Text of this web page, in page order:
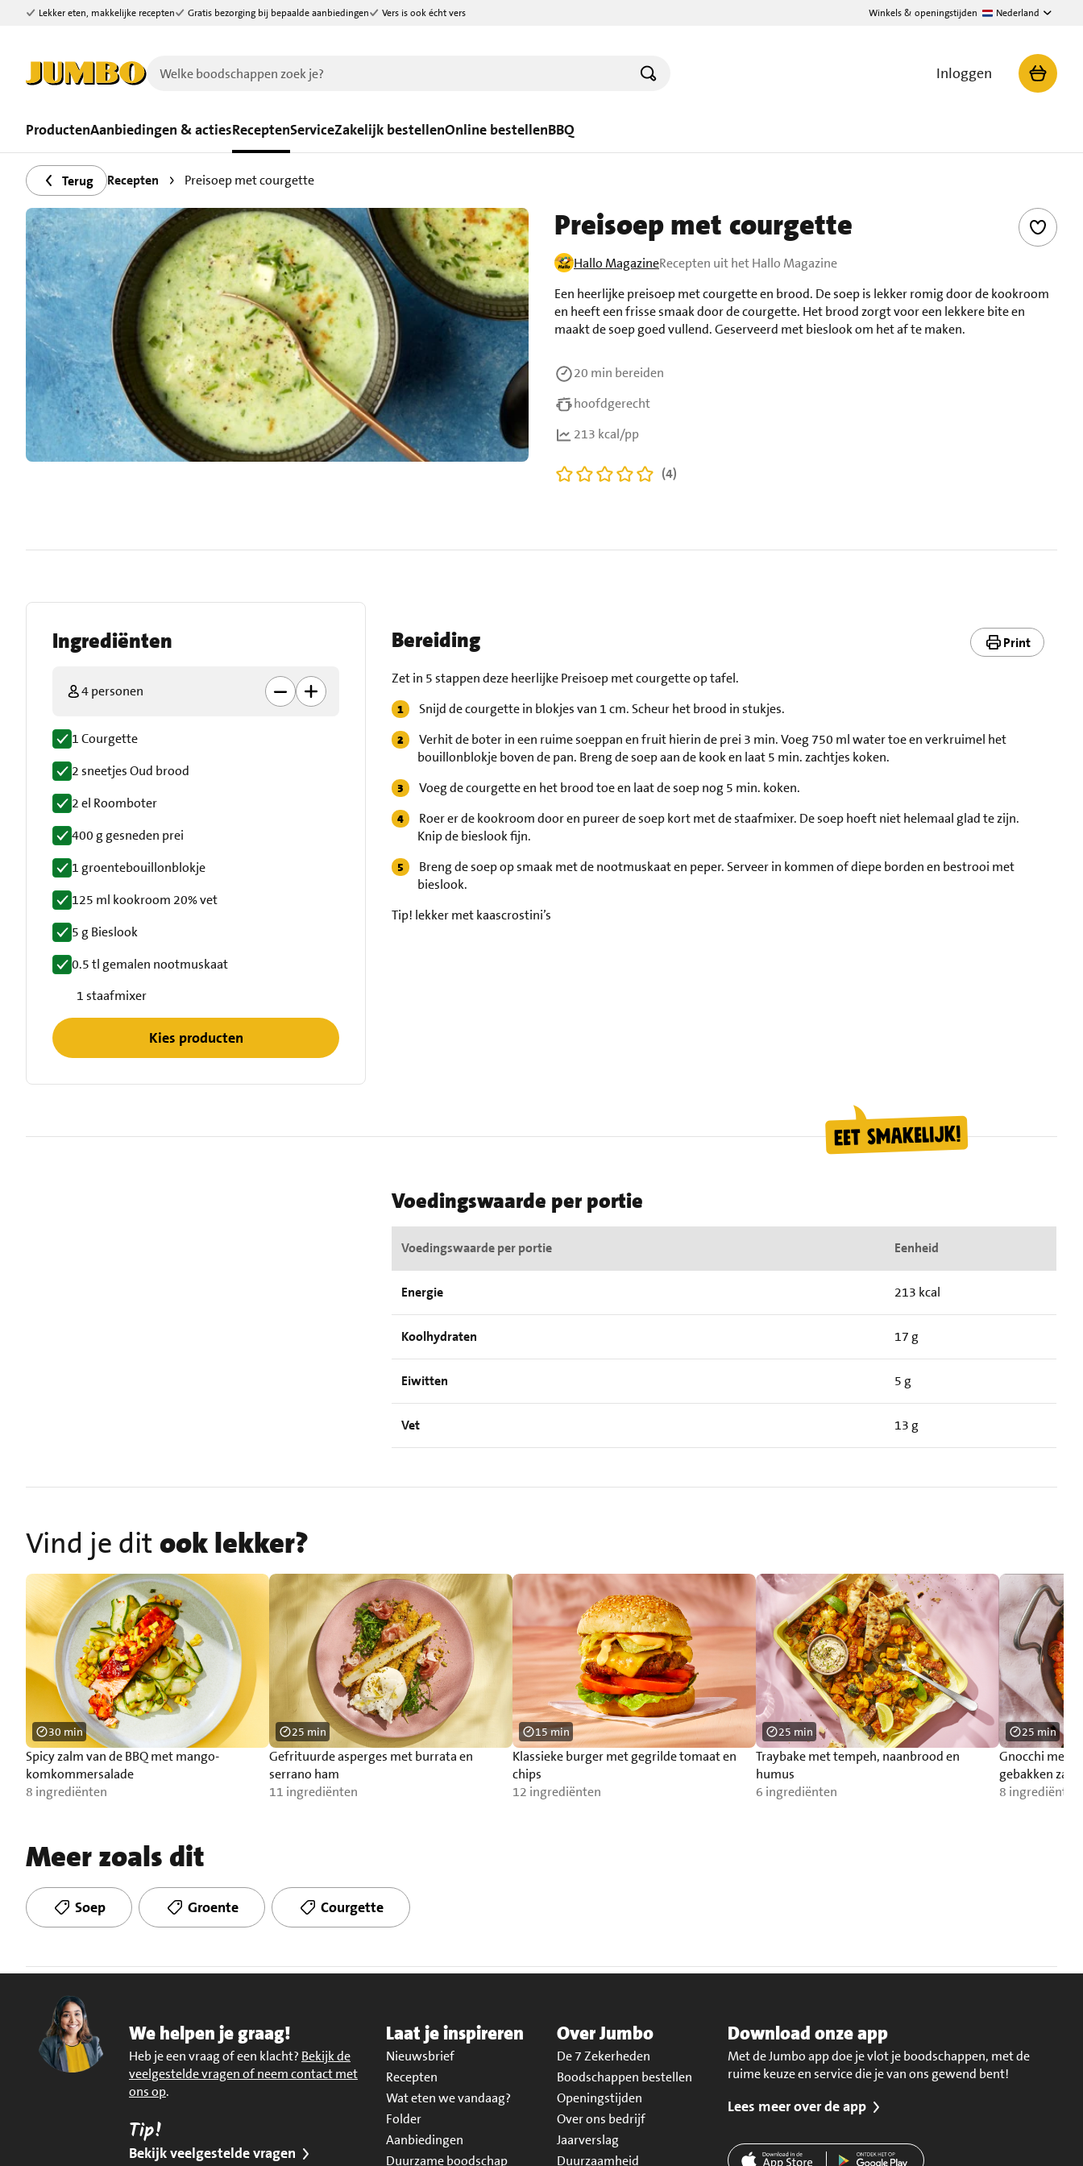
Ga naar zoeken
Ga naar hoofdinhoud
Lekker eten, makkelijke recepten Gratis bezorging bij bepaalde aanbiedingen Vers is ook écht vers Winkels & openingstijden Nederland
Inloggen
ProductenAanbiedingen & actiesReceptenServiceZakelijk bestellenOnline bestellenBBQ
Terug Recepten Preisoep met courgette
Preisoep met courgette
Hallo MagazineRecepten uit het Hallo Magazine
Een heerlijke preisoep met courgette en brood. De soep is lekker romig door de kookroom
en heeft een frisse smaak door de courgette. Het brood zorgt voor een lekkere bite en
maakt de soep goed vullend. Geserveerd met bieslook om het af te maken.
20 min bereiden
hoofdgerecht
213 kcal/pp
(4)
Ingrediënten
4 personen
1 Courgette
2 sneetjes Oud brood
2 el Roomboter
400 g gesneden prei
1 groentebouillonblokje
125 ml kookroom 20% vet
5 g Bieslook
0.5 tl gemalen nootmuskaat
1 staafmixer
Kies producten
Bereiding Print
Zet in 5 stappen deze heerlijke Preisoep met courgette op tafel.
Snijd de courgette in blokjes van 1 cm. Scheur het brood in stukjes.
Verhit de boter in een ruime soeppan en fruit hierin de prei 3 min. Voeg 750 ml water toe en verkruimel het
bouillonblokje boven de pan. Breng de soep aan de kook en laat 5 min. zachtjes koken.
Voeg de courgette en het brood toe en laat de soep nog 5 min. koken.
Roer er de kookroom door en pureer de soep kort met de staafmixer. De soep hoeft niet helemaal glad te zijn.
Knip de bieslook fijn.
Breng de soep op smaak met de nootmuskaat en peper. Serveer in kommen of diepe borden en bestrooi met
bieslook.
Tip! lekker met kaascrostini’s
Voedingswaarde per portie
Voedingswaarde per portie Eenheid
Energie 213 kcal
Koolhydraten 17 g
Eiwitten 5 g
Vet 13 g
Vind je ditook lekker?
Spicy zalm van de BBQ met mango-
komkommersalade
8 ingrediënten
30 min
Gefrituurde asperges met burrata en
serrano ham
11 ingrediënten
25 min
Klassieke burger met gegrilde tomaat en
chips
12 ingrediënten
15 min
Traybake met tempeh, naanbrood en
humus
6 ingrediënten
25 min
Gnocchi met
gebakken zalm
8 ingrediënten
25 min
Meer zoals dit
Soep Groente Courgette
We helpen je graag!
Heb je een vraag of een klacht? Bekijk de
veelgestelde vragen of neem contact met
ons op.
Tip!
Bekijk veelgestelde vragen
Laat je inspireren
Nieuwsbrief
Recepten
Wat eten we vandaag?
Folder
Aanbiedingen
Duurzame boodschap
Over Jumbo
De 7 Zekerheden
Boodschappen bestellen
Openingstijden
Over ons bedrijf
Jaarverslag
Duurzaamheid
Download onze app
Met de Jumbo app doe je vlot je boodschappen, met de
ruime keuze en service die je van ons gewend bent!
Lees meer over de app